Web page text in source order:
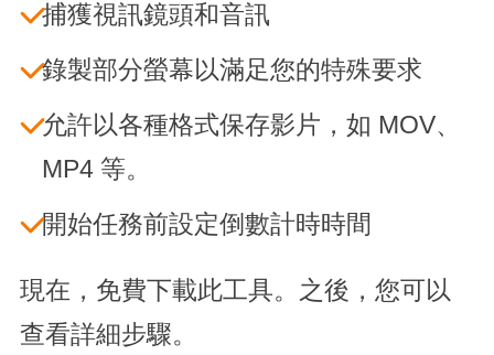
捕獲視訊鏡頭和音訊
錄製部分螢幕以滿足您的特殊要求
允許以各種格式保存影片，如 MOV、
MP4 等。
開始任務前設定倒數計時時間
現在，免費下載此工具。之後，您可以
查看詳細步驟。